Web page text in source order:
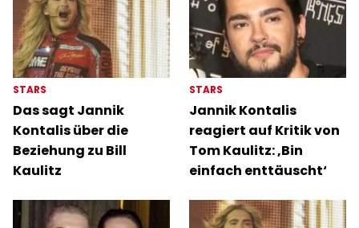
STARS
Das sagt Jannik
Kontalis über die
Beziehung zu Bill
Kaulitz
STARS
Jannik Kontalis
reagiert auf Kritik von
Tom Kaulitz: ‚Bin
einfach enttäuscht‘